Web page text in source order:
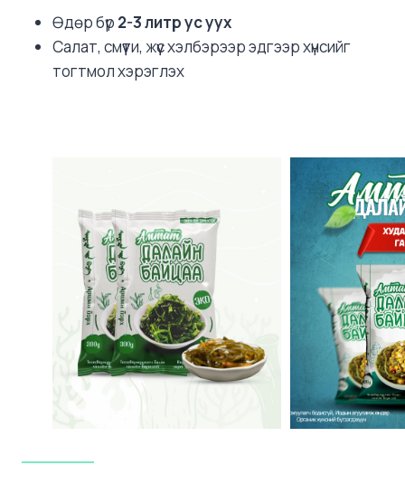
Өдөр бүр 2-3 литр ус уух
Салат, смүүти, жүүс хэлбэрээр эдгээр хүнсийг
тогтмол хэрэглэх